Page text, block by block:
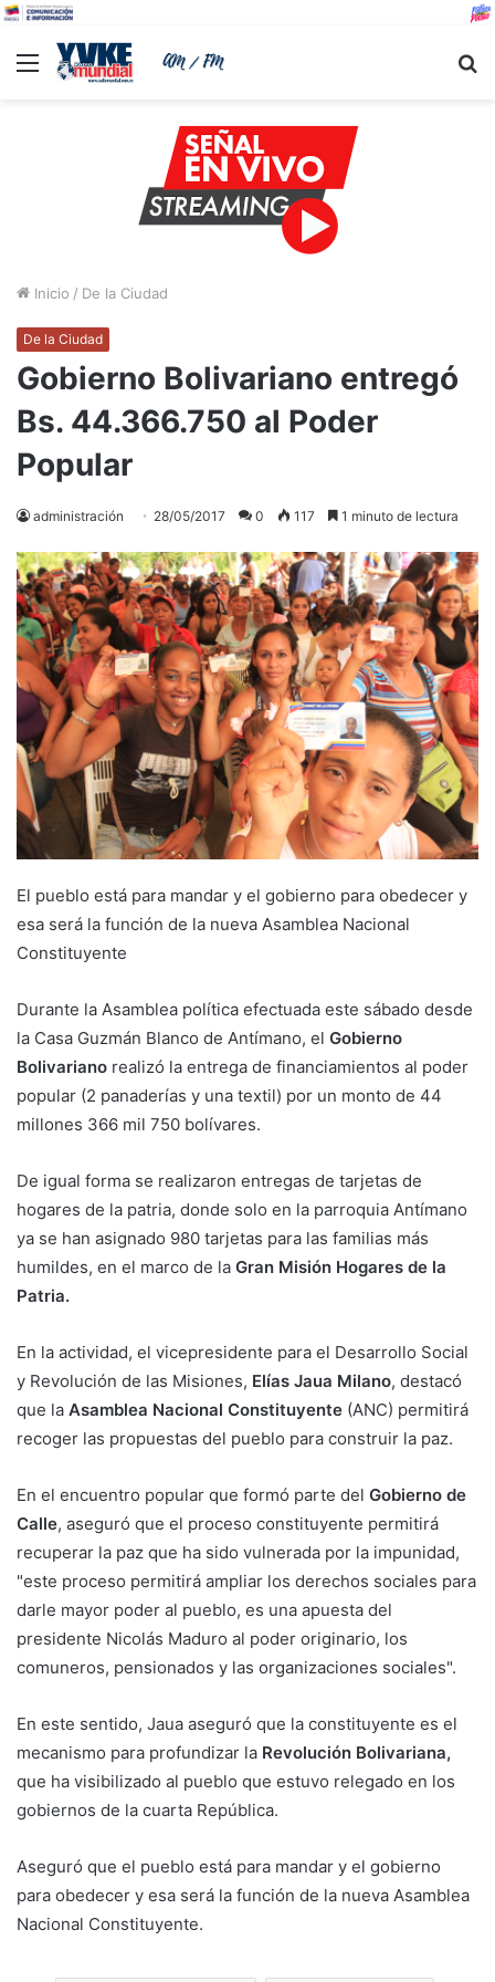
Menu
Inicio / De la Ciudad
De la Ciudad
Gobierno Bolivariano entregó
Bs. 44.366.750 al Poder
Popular
administración 28/05/2017 0 117 1 minuto de lectura
El pueblo está para mandar y el gobierno para obedecer y
esa será la función de la nueva Asamblea Nacional
Constituyente
Durante la Asamblea política efectuada este sábado desde
la Casa Guzmán Blanco de Antímano, el Gobierno
Bolivariano realizó la entrega de financiamientos al poder
popular (2 panaderías y una textil) por un monto de 44
millones 366 mil 750 bolívares.
De igual forma se realizaron entregas de tarjetas de
hogares de la patria, donde solo en la parroquia Antímano
ya se han asignado 980 tarjetas para las familias más
humildes, en el marco de la Gran Misión Hogares de la
Patria.
En la actividad, el vicepresidente para el Desarrollo Social
y Revolución de las Misiones, Elías Jaua Milano, destacó
que la Asamblea Nacional Constituyente (ANC) permitirá
recoger las propuestas del pueblo para construir la paz.
En el encuentro popular que formó parte del Gobierno de
Calle, aseguró que el proceso constituyente permitirá
recuperar la paz que ha sido vulnerada por la impunidad,
"este proceso permitirá ampliar los derechos sociales para
darle mayor poder al pueblo, es una apuesta del
presidente Nicolás Maduro al poder originario, los
comuneros, pensionados y las organizaciones sociales".
En este sentido, Jaua aseguró que la constituyente es el
mecanismo para profundizar la Revolución Bolivariana,
que ha visibilizado al pueblo que estuvo relegado en los
gobiernos de la cuarta República.
Aseguró que el pueblo está para mandar y el gobierno
para obedecer y esa será la función de la nueva Asamblea
Nacional Constituyente.